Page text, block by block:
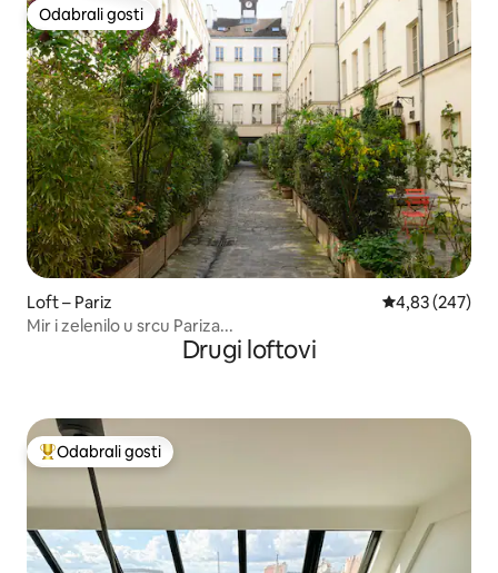
Odabrali gosti
Odabrali gosti
Loft – Pariz Prosječna
4,83 (247)
Mir i zelenilo u srcu Pariza...
Drugi loftovi
Među najviše rangiranima s oznakom „Odabrali gosti”
Odabrali gosti